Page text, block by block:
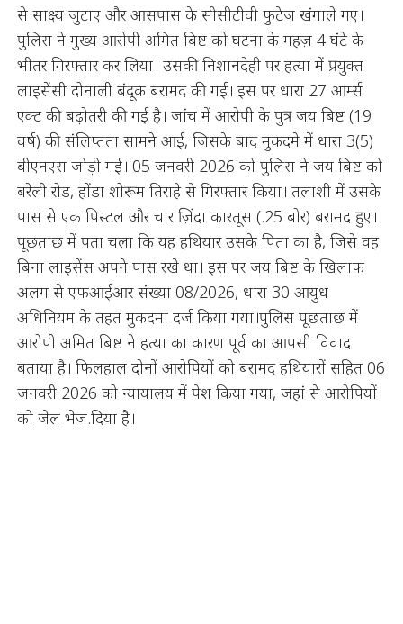
से साक्ष्य जुटाए और आसपास के सीसीटीवी फुटेज खंगाले गए।
पुलिस ने मुख्य आरोपी अमित बिष्ट को घटना के महज़ 4 घंटे के
भीतर गिरफ्तार कर लिया। उसकी निशानदेही पर हत्या में प्रयुक्त
लाइसेंसी दोनाली बंदूक बरामद की गई। इस पर धारा 27 आर्म्स
एक्ट की बढ़ोतरी की गई है। जांच में आरोपी के पुत्र जय बिष्ट (19
वर्ष) की संलिप्तता सामने आई, जिसके बाद मुकदमे में धारा 3(5)
बीएनएस जोड़ी गई। 05 जनवरी 2026 को पुलिस ने जय बिष्ट को
बरेली रोड, होंडा शोरूम तिराहे से गिरफ्तार किया। तलाशी में उसके
पास से एक पिस्टल और चार ज़िंदा कारतूस (.25 बोर) बरामद हुए।
पूछताछ में पता चला कि यह हथियार उसके पिता का है, जिसे वह
बिना लाइसेंस अपने पास रखे था। इस पर जय बिष्ट के खिलाफ
अलग से एफआईआर संख्या 08/2026, धारा 30 आयुध
अधिनियम के तहत मुकदमा दर्ज किया गया।पुलिस पूछताछ में
आरोपी अमित बिष्ट ने हत्या का कारण पूर्व का आपसी विवाद
बताया है। फिलहाल दोनों आरोपियों को बरामद हथियारों सहित 06
जनवरी 2026 को न्यायालय में पेश किया गया, जहां से आरोपियों
को जेल भेज.दिया है।